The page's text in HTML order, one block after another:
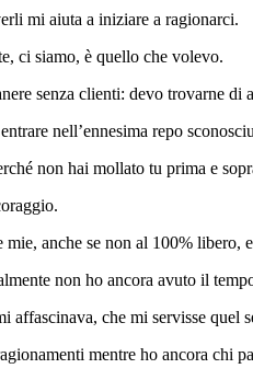
mi aiuta a iniziare a ragionarci.
ci siamo, è quello che volevo.
senza clienti: devo trovarne
nell’ennesima repo
non hai mollato tu prima e
anche se non al 100% libero,
non ho ancora avuto il
affascinava, che mi servisse quel
mentre ho ancora chi